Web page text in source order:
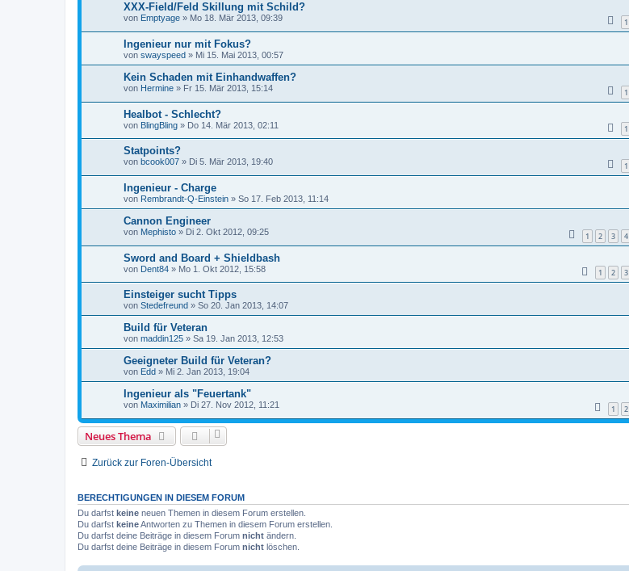
XXX-Field/Feld Skillung mit Schild?
von Emptyage » Mo 18. Mär 2013, 09:39 1
Ingenieur nur mit Fokus?
von swayspeed » Mi 15. Mai 2013, 00:57
Kein Schaden mit Einhandwaffen?
von Hermine » Fr 15. Mär 2013, 15:14 1
Healbot - Schlecht?
von BlingBling » Do 14. Mär 2013, 02:11 1
Statpoints?
von bcook007 » Di 5. Mär 2013, 19:40 1
Ingenieur - Charge
von Rembrandt-Q-Einstein » So 17. Feb 2013, 11:14
Cannon Engineer
von Mephisto » Di 2. Okt 2012, 09:25 1 2 3 4
Sword and Board + Shieldbash
von Dent84 » Mo 1. Okt 2012, 15:58 1 2 3
Einsteiger sucht Tipps
von Stedefreund » So 20. Jan 2013, 14:07
Build für Veteran
von maddin125 » Sa 19. Jan 2013, 12:53
Geeigneter Build für Veteran?
von Edd » Mi 2. Jan 2013, 19:04
Ingenieur als "Feuertank"
von Maximilian » Di 27. Nov 2012, 11:21 1 2
Neues Thema
Zurück zur Foren-Übersicht
BERECHTIGUNGEN IN DIESEM FORUM
Du darfst keine neuen Themen in diesem Forum erstellen.
Du darfst keineAntworten zu Themen in diesem Forum erstellen.
Du darfst deine Beiträge in diesem Forum nicht ändern.
Du darfst deine Beiträge in diesem Forum nicht löschen.